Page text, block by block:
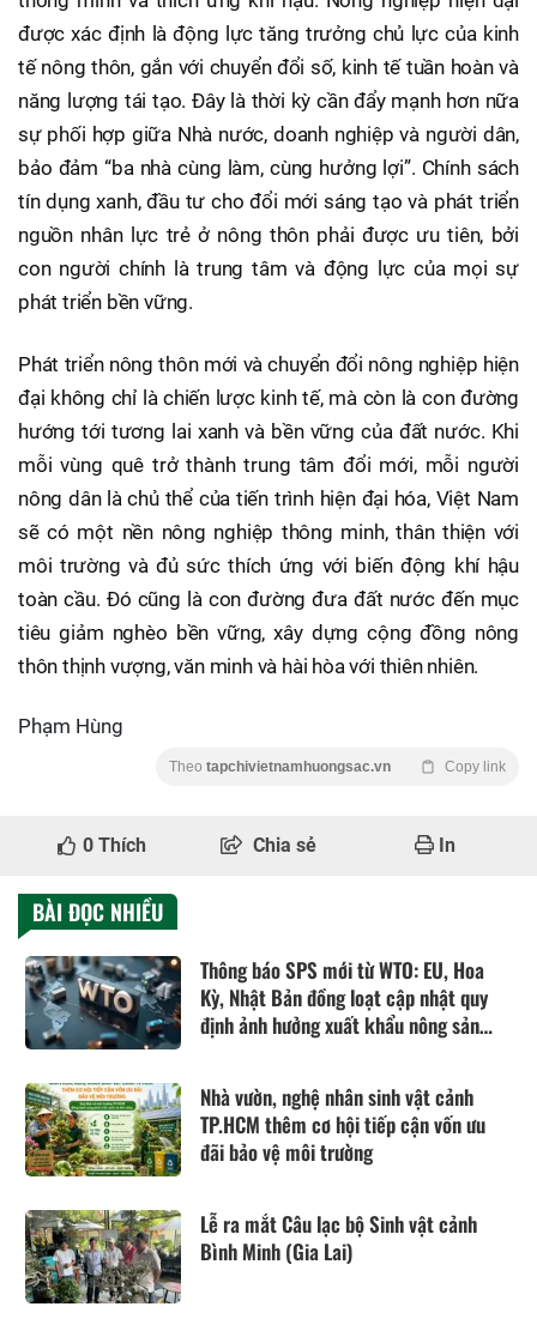
được xác định là động lực tăng trưởng chủ lực của kinh
tế nông thôn, gắn với chuyển đổi số, kinh tế tuần hoàn và
năng lượng tái tạo. Đây là thời kỳ cần đẩy mạnh hơn nữa
sự phối hợp giữa Nhà nước, doanh nghiệp và người dân,
bảo đảm “ba nhà cùng làm, cùng hưởng lợi”. Chính sách
tín dụng xanh, đầu tư cho đổi mới sáng tạo và phát triển
nguồn nhân lực trẻ ở nông thôn phải được ưu tiên, bởi
con người chính là trung tâm và động lực của mọi sự
phát triển bền vững.
Phát triển nông thôn mới và chuyển đổi nông nghiệp hiện
đại không chỉ là chiến lược kinh tế, mà còn là con đường
hướng tới tương lai xanh và bền vững của đất nước. Khi
mỗi vùng quê trở thành trung tâm đổi mới, mỗi người
nông dân là chủ thể của tiến trình hiện đại hóa, Việt Nam
sẽ có một nền nông nghiệp thông minh, thân thiện với
môi trường và đủ sức thích ứng với biến động khí hậu
toàn cầu. Đó cũng là con đường đưa đất nước đến mục
tiêu giảm nghèo bền vững, xây dựng cộng đồng nông
thôn thịnh vượng, văn minh và hài hòa với thiên nhiên.
Phạm Hùng
Theo tapchivietnamhuongsac.vn Copy link
0 Thích Chia sẻ In
BÀI ĐỌC NHIỀU
Thông báo SPS mới từ WTO: EU, Hoa
Kỳ, Nhật Bản đồng loạt cập nhật quy
định ảnh hưởng xuất khẩu nông sản
Nhà vườn, nghệ nhân sinh vật cảnh
TP.HCM thêm cơ hội tiếp cận vốn ưu
đãi bảo vệ môi trường
Lễ ra mắt Câu lạc bộ Sinh vật cảnh
Bình Minh (Gia Lai)